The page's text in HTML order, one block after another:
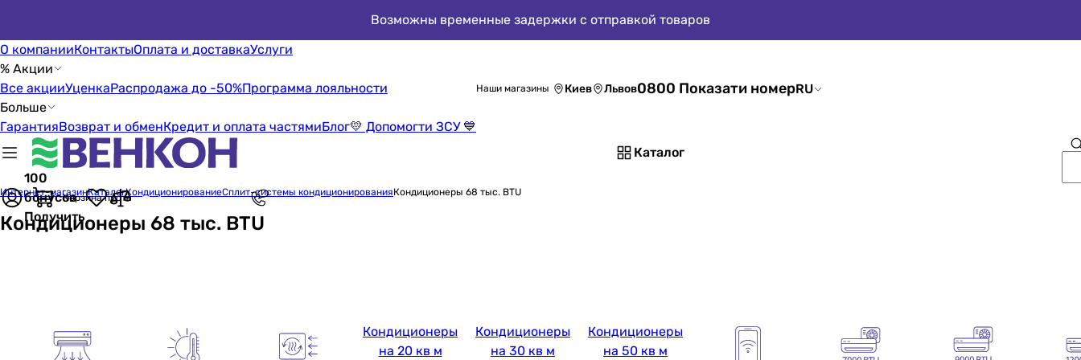
Возможны временные задержки с отправкой товаров
О компанииКонтактыОплата и доставкаУслуги
% Акции
Все акцииУценкаРаспродажа до -50%Программа лояльности
Больше
ГарантияВозврат и обменКредит и оплата частямиБлог💛 Допомогти ЗСУ 💙
Наши магазины Киев Львов0800 Показати номерRU
Каталог
100
бонусов
Получить
Корзина пуста
Интернет-магазинКаталогКондиционированиеСплит-системы кондиционированияКондиционеры 68 тыс. BTU
Кондиционеры 68 тыс. BTU
Кондиционеры
на 20 кв м
Кондиционеры
на 30 кв м
Кондиционеры
на 50 кв м